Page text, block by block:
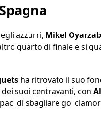
azzurri, Mikel
quarto di finale e si
ha ritrovato il suo
dei suoi centravanti, con
di sbagliare gol